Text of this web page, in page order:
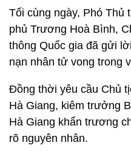
Tối cùng ngày, Phó
phủ Trương Hoà Bình,
thông Quốc gia đã gửi
nạn nhân tử vong trong
Đồng thời yêu cầu Chủ
Hà Giang, kiêm trưởng
Hà Giang khẩn trương
rõ nguyên nhân.